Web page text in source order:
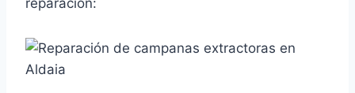
reparación: